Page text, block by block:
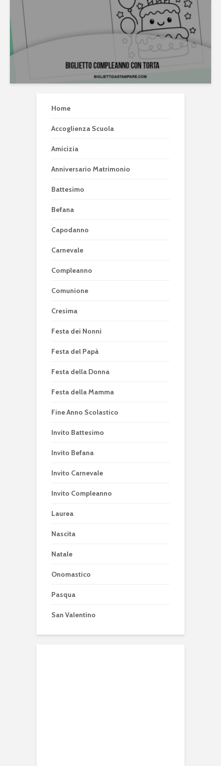
Home
Accoglienza Scuola
Amicizia
Anniversario Matrimonio
Battesimo
Befana
Capodanno
Carnevale
Compleanno
Comunione
Cresima
Festa dei Nonni
Festa del Papà
Festa della Donna
Festa della Mamma
Fine Anno Scolastico
Invito Battesimo
Invito Befana
Invito Carnevale
Invito Compleanno
Laurea
Nascita
Natale
Onomastico
Pasqua
San Valentino